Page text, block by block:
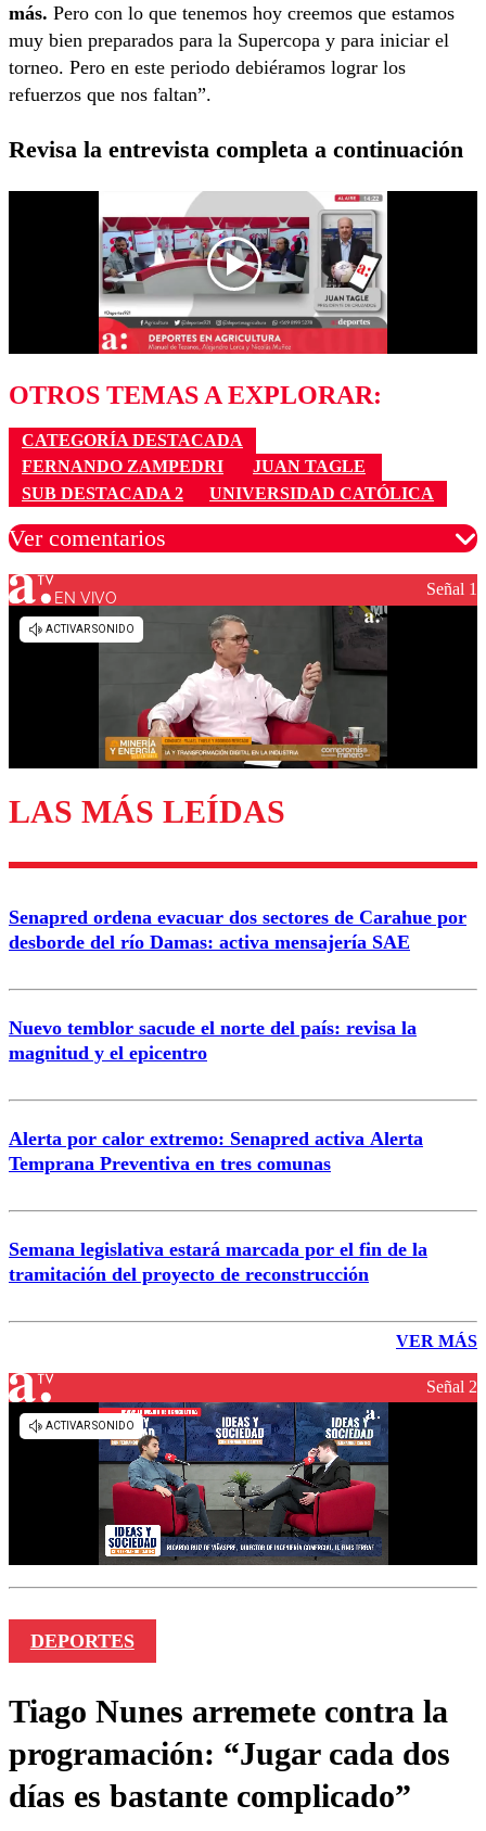
más. Pero con lo que tenemos hoy creemos que estamos
muy bien preparados para la Supercopa y para iniciar el
torneo. Pero en este periodo debiéramos lograr los
refuerzos que nos faltan”.
Revisa la entrevista completa a continuación
OTROS TEMAS A EXPLORAR:
CATEGORÍA DESTACADA
FERNANDO ZAMPEDRI
JUAN TAGLE
SUB DESTACADA 2
UNIVERSIDAD CATÓLICA
Ver comentarios
Los comentarios son moderados para garantizar un
diálogo respetuoso.
Enviar comentario
EN VIVO Señal 1
LAS MÁS LEÍDAS
Senapred ordena evacuar dos sectores de Carahue por
desborde del río Damas: activa mensajería SAE
Nuevo temblor sacude el norte del país: revisa la
magnitud y el epicentro
Alerta por calor extremo: Senapred activa Alerta
Temprana Preventiva en tres comunas
Semana legislativa estará marcada por el fin de la
tramitación del proyecto de reconstrucción
VER MÁS
Señal 2
DEPORTES
Tiago Nunes arremete contra la
programación: “Jugar cada dos
días es bastante complicado”